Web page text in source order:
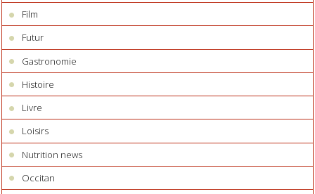
Film
Futur
Gastronomie
Histoire
Livre
Loisirs
Nutrition news
Occitan